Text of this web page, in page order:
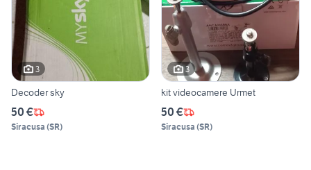
3
Decoder sky
50 €
Siracusa (SR)
3
kit videocamere Urmet
50 €
Siracusa (SR)